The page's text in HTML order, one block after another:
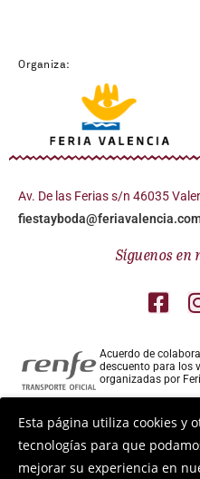
Organiza:
Av. De las Ferias s/n 46035
Síguenos en
Acuerdo de
descuento para los
organizadas por
Colaborador aéreo
organizadas por
Esta página utiliza cookies y
tecnologías para que
mejorar su experiencia en